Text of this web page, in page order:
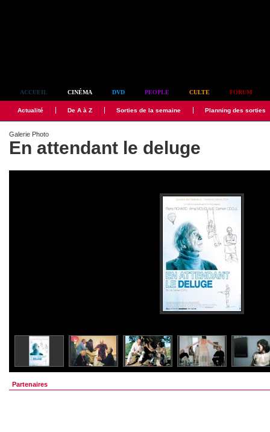
ACCUEIL CINÉMA DVD PEOPLE CULTE FORUM
Actualité De A à Z Sorties de la semaine Planning des sorties
Galerie Photo
En attendant le deluge
Partenaires